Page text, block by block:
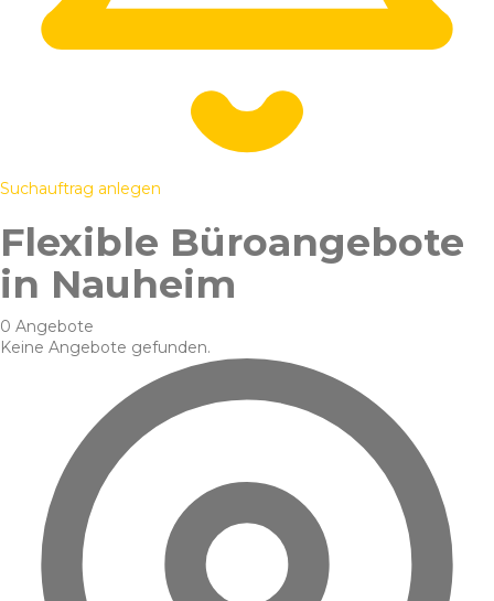
Suchauftrag anlegen
Flexible Büroangebote
in Nauheim
0 Angebote
Keine Angebote gefunden.